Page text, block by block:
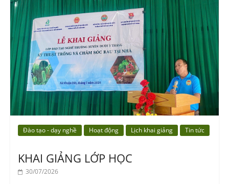
Đào tạo - dạy nghề Hoạt động Lịch khai giảng Tin tức
KHAI GIẢNG LỚP HỌC
30/07/2026